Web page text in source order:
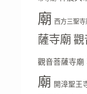
廟 西方三聖寺
薩寺廟觀
觀音菩薩寺廟
廟 開漳聖王